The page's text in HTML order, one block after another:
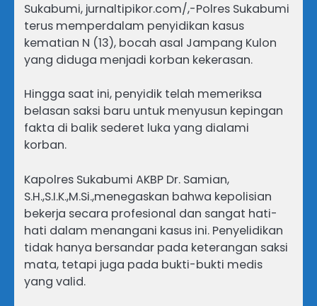
Sukabumi, jurnaltipikor.com/,-Polres Sukabumi
terus memperdalam penyidikan kasus
kematian N (13), bocah asal Jampang Kulon
yang diduga menjadi korban kekerasan.
Hingga saat ini, penyidik telah memeriksa
belasan saksi baru untuk menyusun kepingan
fakta di balik sederet luka yang dialami
korban.
Kapolres Sukabumi AKBP Dr. Samian,
S.H.,S.I.K.,M.Si.,menegaskan bahwa kepolisian
bekerja secara profesional dan sangat hati-
hati dalam menangani kasus ini. Penyelidikan
tidak hanya bersandar pada keterangan saksi
mata, tetapi juga pada bukti-bukti medis
yang valid.